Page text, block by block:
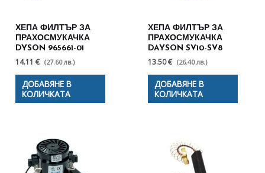
ХЕПА ФИЛТЪР ЗА
ПРАХОСМУКАЧКА
DYSON 965661-01
14.11 € (27.60 лв.)
ДОБАВЯНЕ В
КОЛИЧКАТА
ХЕПА ФИЛТЪР ЗА
ПРАХОСМУКАЧКА
DAYSON SV10-SV8
13.50 € (26.40 лв.)
ДОБАВЯНЕ В
КОЛИЧКАТА